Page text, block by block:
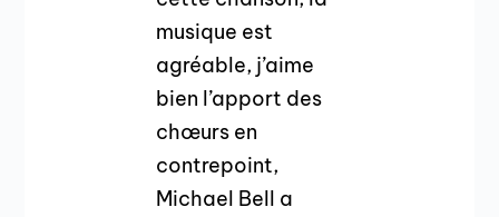
musique est
agréable, j’aime
bien l’apport des
chœurs en
contrepoint,
Michael Bell a